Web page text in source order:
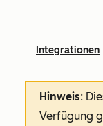
Integrationen
Hinweis:
Verfügung